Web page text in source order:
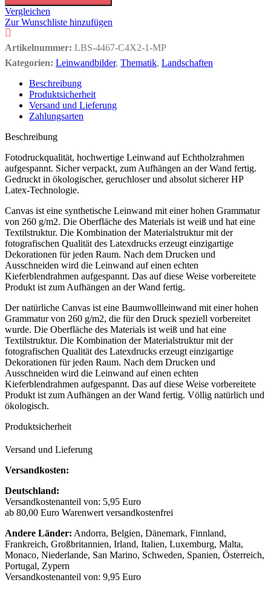
Vergleichen
Zur Wunschliste hinzufügen
Artikelnummer: LBS-4467-C4X2-1-MP
Kategorien: Leinwandbilder, Thematik, Landschaften
Beschreibung
Produktsicherheit
Versand und Lieferung
Zahlungsarten
Beschreibung
Fotodruckqualität, hochwertige Leinwand auf Echtholzrahmen
aufgespannt. Sicher verpackt, zum Aufhängen an der Wand fertig.
Gedruckt in ökologischer, geruchloser und absolut sicherer HP
Latex-Technologie.
Canvas ist eine synthetische Leinwand mit einer hohen Grammatur
von 260 g/m2. Die Oberfläche des Materials ist weiß und hat eine
Textilstruktur. Die Kombination der Materialstruktur mit der
fotografischen Qualität des Latexdrucks erzeugt einzigartige
Dekorationen für jeden Raum. Nach dem Drucken und
Ausschneiden wird die Leinwand auf einen echten
Kieferblendrahmen aufgespannt. Das auf diese Weise vorbereitete
Produkt ist zum Aufhängen an der Wand fertig.
Der natürliche Canvas ist eine Baumwollleinwand mit einer hohen
Grammatur von 260 g/m2, die für den Druck speziell vorbereitet
wurde. Die Oberfläche des Materials ist weiß und hat eine
Textilstruktur. Die Kombination der Materialstruktur mit der
fotografischen Qualität des Latexdrucks erzeugt einzigartige
Dekorationen für jeden Raum. Nach dem Drucken und
Ausschneiden wird die Leinwand auf einen echten
Kieferblendrahmen aufgespannt. Das auf diese Weise vorbereitete
Produkt ist zum Aufhängen an der Wand fertig. Völlig natürlich und
ökologisch.
Produktsicherheit
Versand und Lieferung
Versandkosten:
Deutschland:
Versandkostenanteil von: 5,95 Euro
ab 80,00 Euro Warenwert versandkostenfrei
Andere Länder: Andorra, Belgien, Dänemark, Finnland,
Frankreich, Großbritannien, Irland, Italien, Luxemburg, Malta,
Monaco, Niederlande, San Marino, Schweden, Spanien, Österreich,
Portugal, Zypern
Versandkostenanteil von: 9,95 Euro